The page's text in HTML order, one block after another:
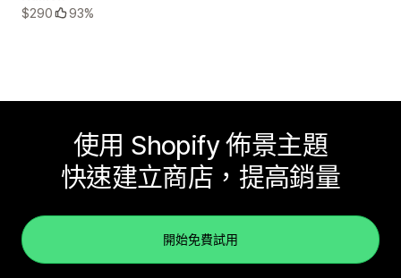
$290
93%
使用 Shopify 佈景主題
快速建立商店，提高銷量
開始免費試用